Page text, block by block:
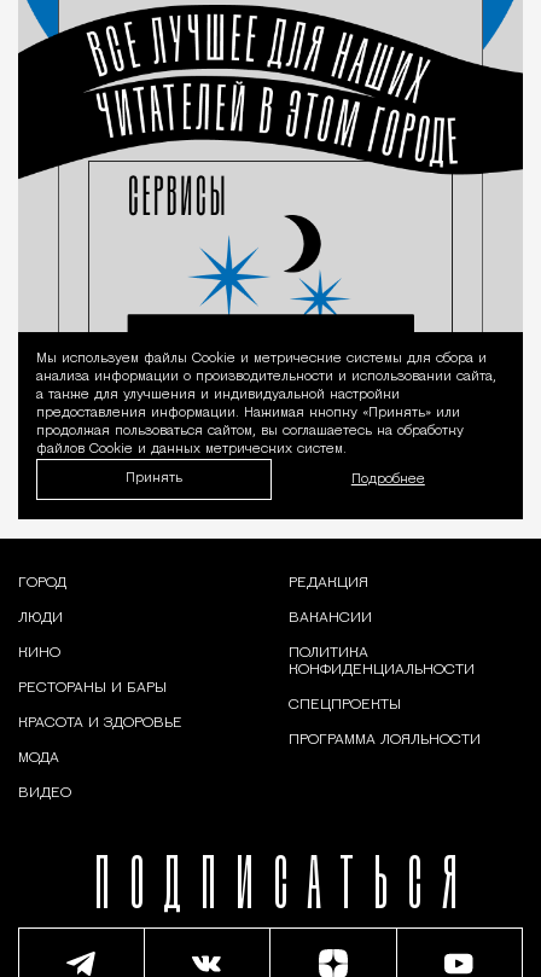
Уведомление
Мы используем файлы Сookie и метрические системы для сбора и
анализа информации о производительности и использовании сайта,
а также для улучшения и индивидуальной настройки
предоставления информации. Нажимая кнопку «Принять» или
продолжая пользоваться сайтом, вы соглашаетесь на обработку
файлов Cookie и данных метрических систем.
Принять Подробнее
ПОДПИСАТЬСЯ
ГОРОД
ЛЮДИ
КИНО
РЕСТОРАНЫ И БАРЫ
КРАСОТА И ЗДОРОВЬЕ
МОДА
ВИДЕО
РЕДАКЦИЯ
ВАКАНСИИ
ПОЛИТИКА
КОНФИДЕНЦИАЛЬНОСТИ
СПЕЦПРОЕКТЫ
ПРОГРАММА ЛОЯЛЬНОСТИ